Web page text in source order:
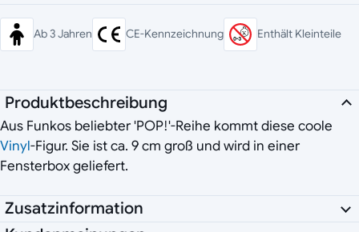
Ab 3 Jahren CE-Kennzeichnung Enthält Kleinteile
Produktbeschreibung
Aus Funkos beliebter 'POP!'-Reihe kommt diese coole
Vinyl-Figur. Sie ist ca. 9 cm groß und wird in einer
Fensterbox geliefert.
Zusatzinformation